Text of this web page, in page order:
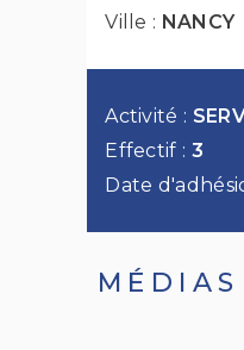
Ville : NANCY
Activité :
Effectif : 3
Date